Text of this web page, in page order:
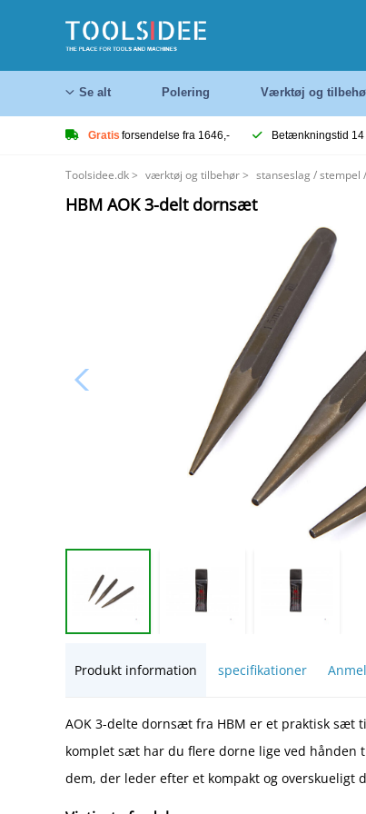
Se alt Polering Værktøj og
Gratis forsendelse fra 1646,- Betænkningstid 14
Toolsidee.dk> værktøj og tilbehør> stanseslag / stempel
HBM AOK 3-delt dornsæt
Produkt information specifikationer
AOK 3-delte dornsæt fra HBM er et praktisk sæt
komplet sæt har du flere dorne lige ved hånden
dem, der leder efter et kompakt og overskueligt